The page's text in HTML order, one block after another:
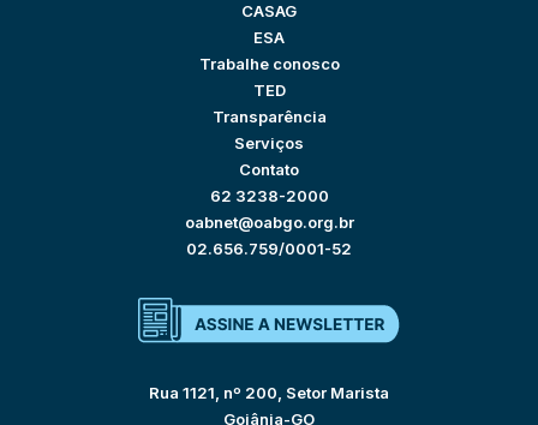
CASAG
ESA
Trabalhe conosco
TED
Transparência
Serviços
Contato
62 3238-2000
oabnet@oabgo.org.br
02.656.759/0001-52
Rua 1121, nº 200, Setor Marista
Goiânia-GO